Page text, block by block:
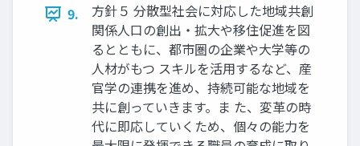
9.
方針５ 分散型社会に対応した地域共創
関係人口の創出・拡大や移住促進を図
るとともに、都市圏の企業や大学等の
人材がもつ スキルを活用するなど、産
官学の連携を進め、持続可能な地域を
共に創っていきます。ま た、変革の時
代に即応していくため、個々の能力を